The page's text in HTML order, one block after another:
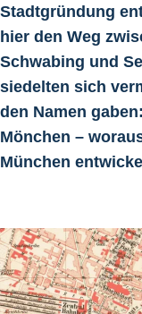
Stadtgründung
hier den Weg
Schwabing und
siedelten sich
den Namen
Mönchen –
München